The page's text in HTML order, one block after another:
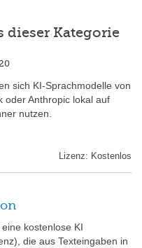
dieser Kategorie
sich KI-Sprachmodelle von
oder Anthropic lokal auf
nutzen.
Lizenz: Kostenlos
kostenlose KI
die aus Texteingaben in